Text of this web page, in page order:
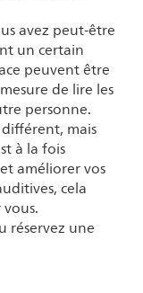
avez peut-être
un certain
peuvent être
de lire les
personne.
mais
à la fois
améliorer vos
cela
réservez une